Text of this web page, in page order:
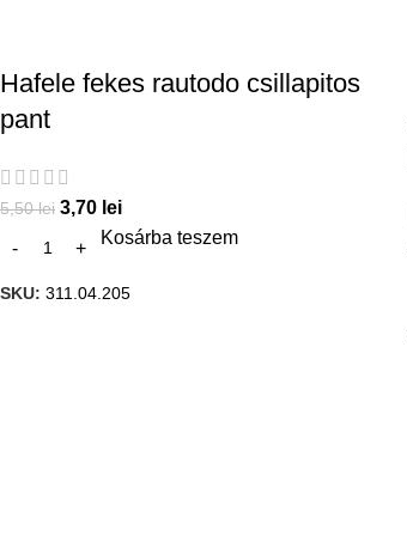
Hafele fekes rautodo csillapitos
pant
5,50lei 3,70 lei
Kosárba teszem
SKU: 311.04.205